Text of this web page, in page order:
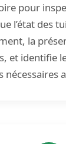
pour
l’état des
la
et identifie
nécessaires